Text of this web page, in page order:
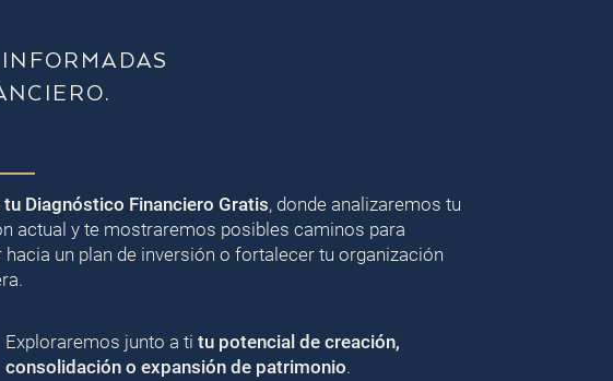
Diagnóstico Financiero Gratis, donde analizaremos tu
actual y te mostraremos posibles caminos para
hacia un plan de inversión o fortalecer tu organización
Exploraremos junto a titu potencial de creación,
consolidación o expansión de patrimonio.